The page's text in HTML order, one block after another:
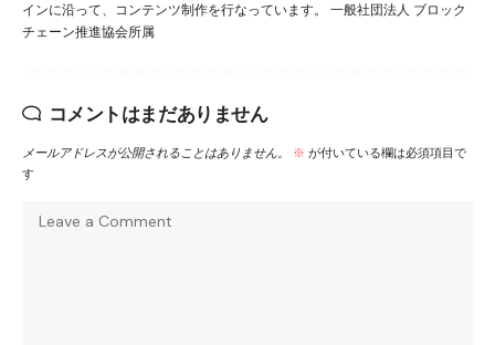
インに沿って、コンテンツ制作を行なっています。 一般社団法人 ブロック
チェーン推進協会所属
コメントはまだありません
メールアドレスが公開されることはありません。 ※ が付いている欄は必須項目で
す